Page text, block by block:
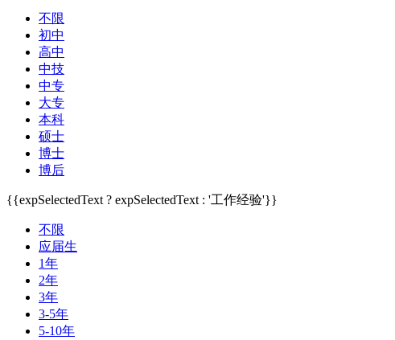
不限
初中
高中
中技
中专
大专
本科
硕士
博士
博后
{{expSelectedText ? expSelectedText : '工作经验'}}
不限
应届生
1年
2年
3年
3-5年
5-10年